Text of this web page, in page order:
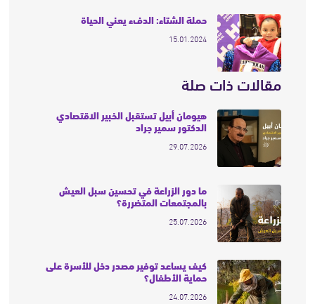
حملة الشتاء: الدفء يعني الحياة
15.01.2024
مقالات ذات صلة
هيومان أبيل تستقبل الخبير الاقتصادي
الدكتور سمير جراد
29.07.2026
ما دور الزراعة في تحسين سبل العيش
بالمجتمعات المتضررة؟
25.07.2026
كيف يساعد توفير مصدر دخل للأسرة على
حماية الأطفال؟
24.07.2026